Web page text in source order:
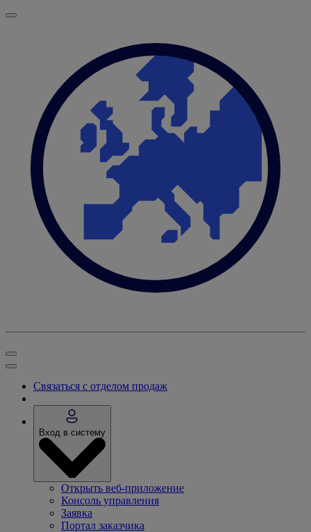
Связаться с отделом продаж
Вход в систему
Открыть веб-приложение
Консоль управления
Заявка
Портал заказчика